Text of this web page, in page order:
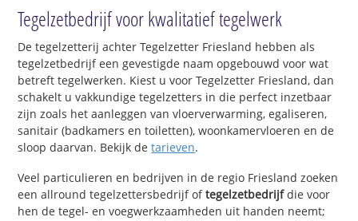
Tegelzetbedrijf voor kwalitatief tegelwerk
De tegelzetterij achter Tegelzetter Friesland hebben als
tegelzetbedrijf een gevestigde naam opgebouwd voor wat
betreft tegelwerken. Kiest u voor Tegelzetter Friesland, dan
schakelt u vakkundige tegelzetters in die perfect inzetbaar
zijn zoals het aanleggen van vloerverwarming, egaliseren,
sanitair (badkamers en toiletten), woonkamervloeren en de
sloop daarvan. Bekijk detarieven.
Veel particulieren en bedrijven in de regio Friesland zoeken
een allround tegelzettersbedrijf oftegelzetbedrijfdie voor
hen de tegel- en voegwerkzaamheden uit handen neemt;